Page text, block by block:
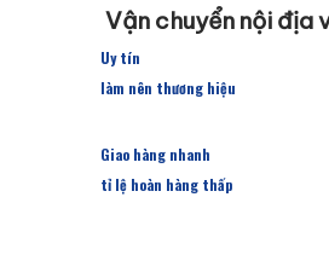
Vận chuyển nội địa
Uy tín
làm nên thương hiệu
Giao hàng nhanh
tỉ lệ hoàn hàng thấp